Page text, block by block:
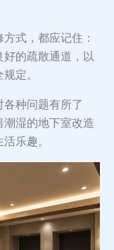
式，都应记住：
的疏散通道，以
定。
种问题有所了
湿的地下室改造
乐趣。